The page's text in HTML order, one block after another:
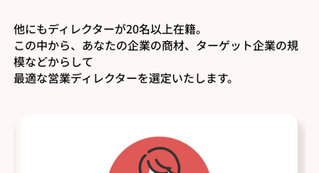
他にもディレクターが20名以上在籍。
この中から、あなたの企業の商材、ターゲット企業の規
模などからして
最適な営業ディレクターを選定いたします。